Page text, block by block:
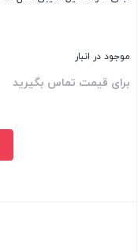
موجود در انبار
برای قیمت تماس بگیرید